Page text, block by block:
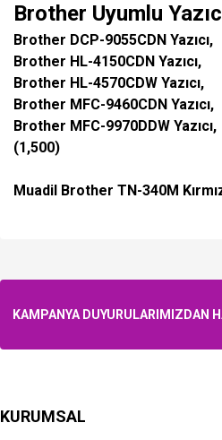
Brother Uyumlu
Brother DCP-9055CDN Yazıcı,
Brother HL-4150CDN Yazıcı,
Brother HL-4570CDW Yazıcı,
Brother MFC-9460CDN Yazıcı,
Brother MFC-9970DDW Yazıcı,
(1,500)
Muadil Brother TN-340M
KAMPANYA DUYURULARIMIZDAN
KURUMSAL